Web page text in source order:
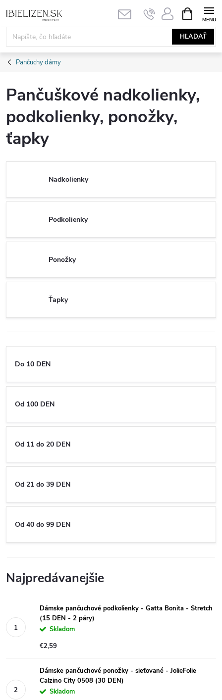
na
obsah
HĽADAŤ
KOŠÍK
Pančuchy dámy
Pančuškové nadkolienky,
podkolienky, ponožky,
ťapky
Nadkolienky
Podkolienky
Ponožky
Ťapky
Do 10 DEN
Od 100 DEN
Od 11 do 20 DEN
Od 21 do 39 DEN
Od 40 do 99 DEN
Najpredávanejšie
Dámske pančuchové podkolienky - Gatta Bonita - Stretch
(15 DEN - 2 páry)
Skladom
€2,59
Dámske pančuchové ponožky - sieťované - JolieFolie
Calzino City 0508 (30 DEN)
Skladom